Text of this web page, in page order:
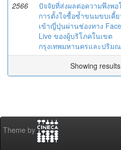
2566
ปัจจัยที่ส่งผลต่อความพึงพอ
การตั้งใจซื้อซํ้าขนมขบเคี้
เข้าญี่ปุ่นผ่านช่องทาง
Live ของผู้บริโภคในเขต
กรุงเทพมหานครและปริม
Showing
Theme by